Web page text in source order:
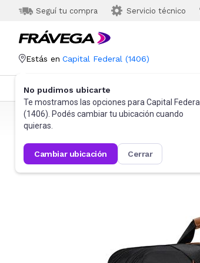
Seguí tu compra Servicio técnico
Estás en Capital Federal (1406)
No pudimos ubicarte
Te mostramos las opciones para Capital Federal
(1406). Podés cambiar tu ubicación cuando
quieras.
cambiar ubicación cerrar
Categorías Más Vendidos
Frávega Informática Accesorios de Informática